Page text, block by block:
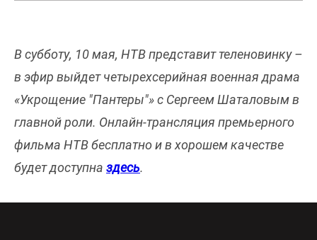
В субботу, 10 мая, НТВ представит теленовинку –
в эфир выйдет четырехсерийная военная драма
«Укрощение "Пантеры"» с Сергеем Шаталовым в
главной роли. Онлайн-трансляция премьерного
фильма НТВ бесплатно и в хорошем качестве
будет доступна здесь.